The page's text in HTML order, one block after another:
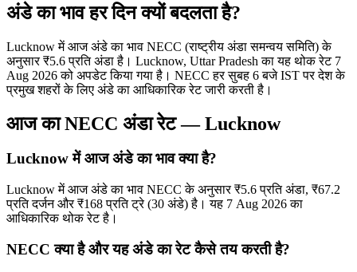
अंडे का भाव हर दिन क्यों बदलता है?
Lucknow में आज अंडे का भाव NECC (राष्ट्रीय अंडा समन्वय समिति) के
अनुसार ₹5.6 प्रति अंडा है। Lucknow, Uttar Pradesh का यह थोक रेट 7
Aug 2026 को अपडेट किया गया है। NECC हर सुबह 6 बजे IST पर देश के
प्रमुख शहरों के लिए अंडे का आधिकारिक रेट जारी करती है।
आज का NECC अंडा रेट—Lucknow
Lucknow में आज अंडे का भाव क्या है?
Lucknow में आज अंडे का भाव NECC के अनुसार ₹5.6 प्रति अंडा, ₹67.2
प्रति दर्जन और ₹168 प्रति ट्रे (30 अंडे) है। यह 7 Aug 2026 का
आधिकारिक थोक रेट है।
NECC क्या है और यह अंडे का रेट कैसे तय करती है?